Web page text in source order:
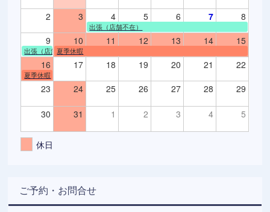
2 3 4 5 6 7 8
出張（店舗不在）
9 10 11 12 13 14 15
出張（店舗不在）
夏季休暇
16 17 18 19 20 21 22
夏季休暇
23 24 25 26 27 28 29
30 31 1 2 3 4 5
休日
ご予約・お問合せ